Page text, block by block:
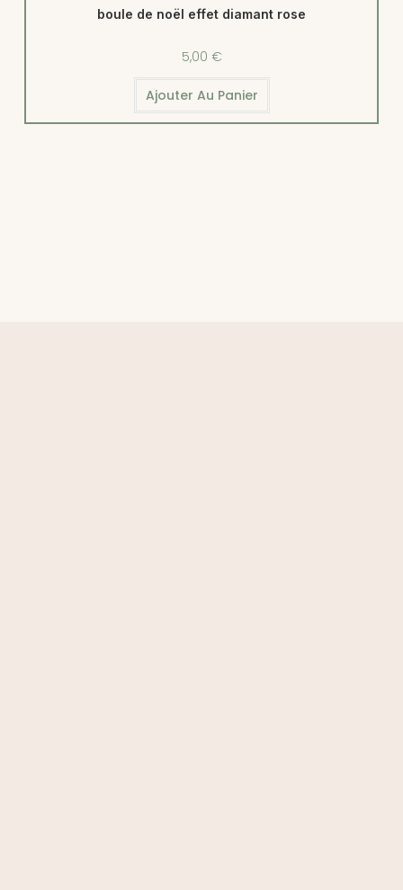
boule de noël effet diamant rose
5,00 €
Ajouter Au Panier